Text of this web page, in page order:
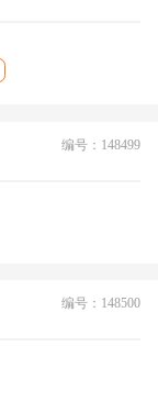
编号：148499
编号：148500